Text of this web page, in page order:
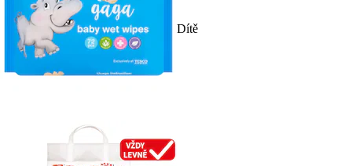
Dítě